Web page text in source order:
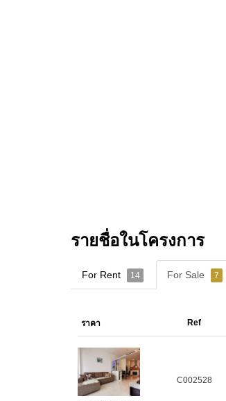
รายชื่อในโครงการ
For Rent 14 For Sale 7
ราคา Ref
C002528